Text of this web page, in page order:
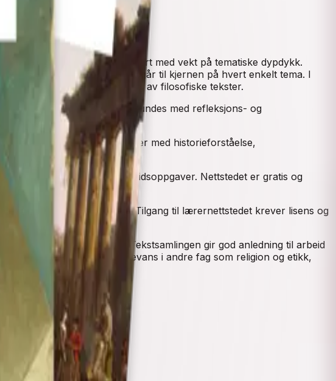
og omfanget redusert med vekt på tematiske dypdykk.
kapittel med spørsmål som går til kjernen på hvert enkelt tema. I
for kildekritikk og lesning av filosofiske tekster.
filosofiske samtaler og avrundes med refleksjons- og
i moderne tid og avslutter med historieforståelse,
og kilder med arbeidsoppgaver. Nettstedet er gratis og
Tilgang til lærernettstedet krever lisens og
seg godt som klassesett. Tekstsamlingen gir god anledning til arbeid
Tekstene vil også ha relevans i andre fag som religion og etikk,
Oslo